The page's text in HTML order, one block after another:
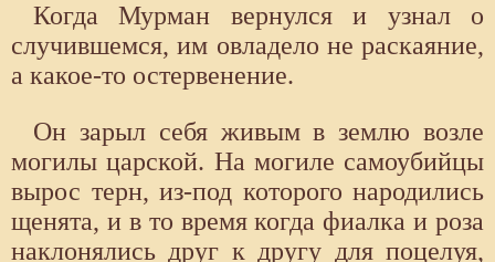
Когда Мурман вернулся и узнал о
случившемся, им овладело не раскаяние,
а какое-то остервенение.
Он зарыл себя живым в землю возле
могилы царской. На могиле самоубийцы
вырос терн, из-под которого народились
щенята, и в то время когда фиалка и роза
наклонялись друг к другу для поцелуя,